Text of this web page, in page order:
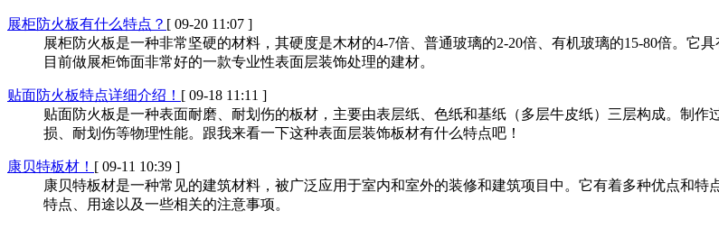
展柜防火板有什么特点？ [ 09-20 11:07 ]
展柜防火板是一种非常坚硬的材料，其硬度是木材的4-7倍、普通玻璃的2-20倍、有机玻璃的15-80倍。
目前做展柜饰面非常好的一款专业性表面层装饰处理的建材。
贴面防火板特点详细介绍！ [ 09-18 11:11 ]
贴面防火板是一种表面耐磨、耐划伤的板材，主要由表层纸、色纸和基纸（多层牛皮纸）三层构成。制
损、耐划伤等物理性能。跟我来看一下这种表面层装饰板材有什么特点吧！
康贝特板材！ [ 09-11 10:39 ]
康贝特板材是一种常见的建筑材料，被广泛应用于室内和室外的装修和建筑项目中。它有着多种优点和特
特点、用途以及一些相关的注意事项。